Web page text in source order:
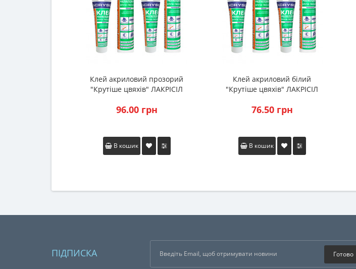
Клей акриловий прозорий
"Крутіше цвяхів" ЛАКРІСІЛ
96.00 грн
В кошик
Клей акриловий білий
"Крутіше цвяхів" ЛАКРІСІЛ
76.50 грн
В кошик
ПІДПИСКА Готово